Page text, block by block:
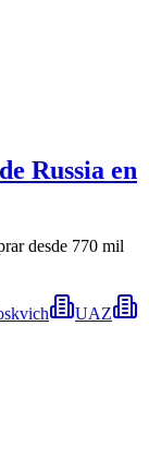
Russia en
desde 770 mil
UAZ